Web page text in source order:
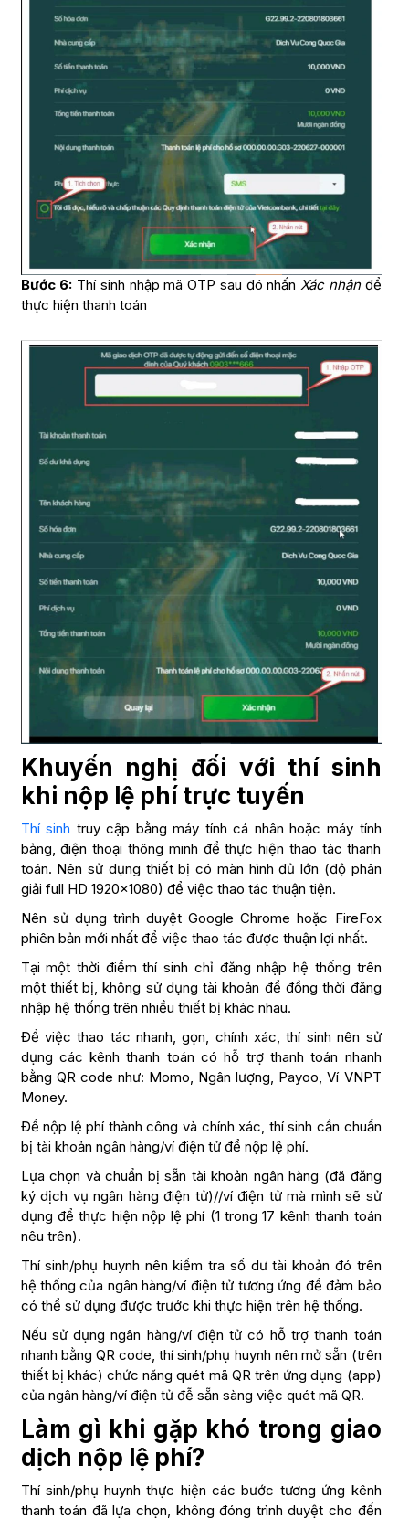
Bước 6: Thí sinh nhập mã OTP sau đó nhấn Xác nhậnđể
thực hiện thanh toán
Khuyến nghị đối với thí sinh
khi nộp lệ phí trực tuyến
Thí sinh truy cập bằng máy tính cá nhân hoặc máy tính
bảng, điện thoại thông minh để thực hiện thao tác thanh
toán. Nên sử dụng thiết bị có màn hình đủ lớn (độ phân
giải full HD 1920×1080) để việc thao tác thuận tiện.
Nên sử dụng trình duyệt Google Chrome hoặc FireFox
phiên bản mới nhất để việc thao tác được thuận lợi nhất.
Tại một thời điểm thí sinh chỉ đăng nhập hệ thống trên
một thiết bị, không sử dụng tài khoản để đồng thời đăng
nhập hệ thống trên nhiều thiết bị khác nhau.
Để việc thao tác nhanh, gọn, chính xác, thí sinh nên sử
dụng các kênh thanh toán có hỗ trợ thanh toán nhanh
bằng QR code như: Momo, Ngân lượng, Payoo, Ví VNPT
Money.
Để nộp lệ phí thành công và chính xác, thí sinh cần chuẩn
bị tài khoản ngân hàng/ví điện tử để nộp lệ phí.
Lựa chọn và chuẩn bị sẵn tài khoản ngân hàng (đã đăng
ký dịch vụ ngân hàng điện tử)//ví điện tử mà mình sẽ sử
dụng để thực hiện nộp lệ phí (1 trong 17 kênh thanh toán
nêu trên).
Thí sinh/phụ huynh nên kiểm tra số dư tài khoản đó trên
hệ thống của ngân hàng/ví điện tử tương ứng để đảm bảo
có thể sử dụng được trước khi thực hiện trên hệ thống.
Nếu sử dụng ngân hàng/ví điện tử có hỗ trợ thanh toán
nhanh bằng QR code, thí sinh/phụ huynh nên mở sẵn (trên
thiết bị khác) chức năng quét mã QR trên ứng dụng (app)
của ngân hàng/ví điện tử đễ sẵn sàng việc quét mã QR.
Làm gì khi gặp khó trong giao
dịch nộp lệ phí?
Thí sinh/phụ huynh thực hiện các bước tương ứng kênh
thanh toán đã lựa chọn, không đóng trình duyệt cho đến